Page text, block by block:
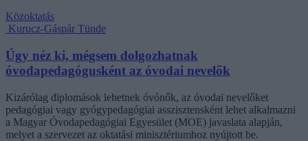
Közoktatás
Kurucz-Gáspár Tünde
Úgy néz ki, mégsem dolgozhatnak
óvodapedagógusként az óvodai nevelők
Kizárólag diplomások lehetnek óvónők, az óvodai nevelőket
pedagógiai vagy gyógypedagógiai asszisztensként lehet alkalmazni
a Magyar Óvodapedagógiai Egyesület (MOE) javaslata alapján,
melyet a szervezet az oktatási minisztériumhoz nyújtott be.